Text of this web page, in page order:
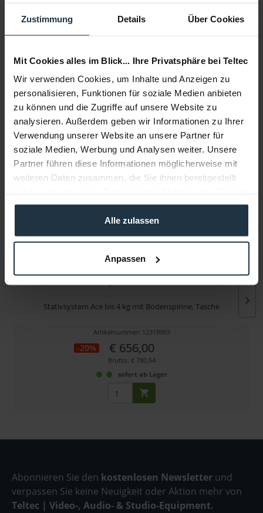
Zustimmung Details Über Cookies
Mit Cookies alles im Blick... Ihre Privatsphäre bei Teltec
Wir verwenden Cookies, um Inhalte und Anzeigen zu
personalisieren, Funktionen für soziale Medien anbieten
zu können und die Zugriffe auf unsere Website zu
analysieren. Außerdem geben wir Informationen zu Ihrer
Verwendung unserer Website an unsere Partner für
soziale Medien, Werbung und Analysen weiter. Unsere
Partner führen diese Informationen möglicherweise mit
weiteren Daten zusammen, die Sie ihnen bereitgestellt
gesammelt haben.
Alle zulassen
Anpassen
Medien
Infos zu Hersteller & Produktsicherheit
Folgende Infos zum Hersteller sind verfübar......mehr
Weitere Artikel von Sachtler ansehen
Stativsystem Ace bis 4 kg mit Bodenspinne, Tasche
Artikelnummer: 12319903
-20% € 656,00
Brutto: € 780,64
sofort ab Lager
Abonnieren Sie den kostenlosen Newsletter und
verpassen Sie keine Neuigkeit oder Aktion mehr von
Teltec | Video-, Audio- & Studio-Equipment.